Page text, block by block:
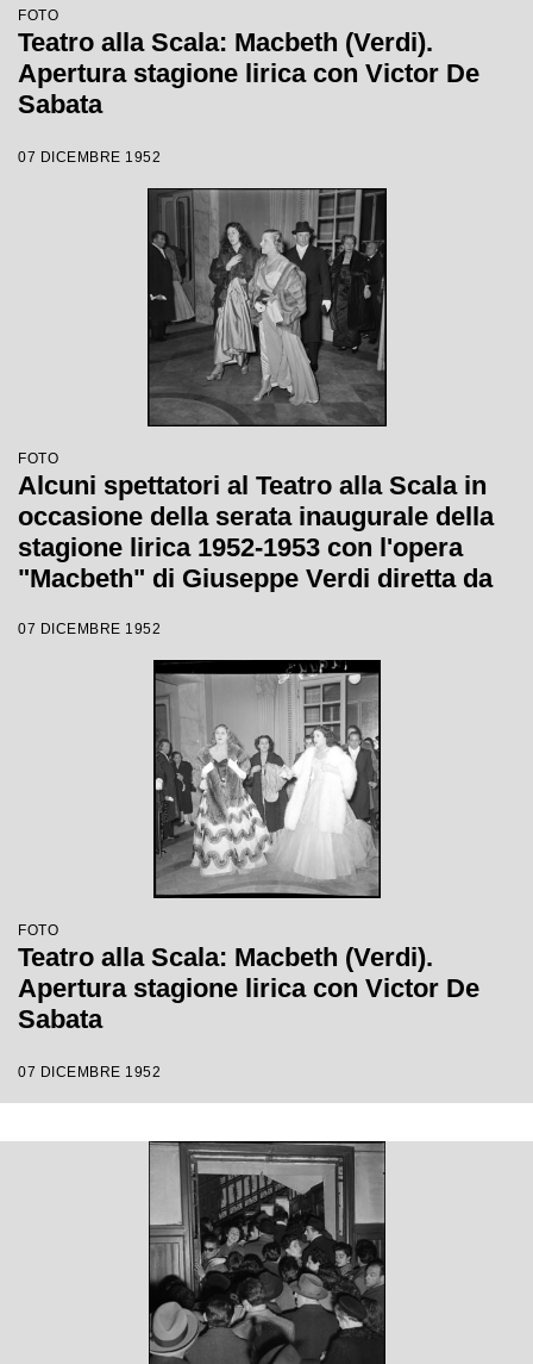
FOTO
Teatro alla Scala: Macbeth (Verdi).
Apertura stagione lirica con Victor De
Sabata
07 DICEMBRE 1952
FOTO
Alcuni spettatori al Teatro alla Scala in
occasione della serata inaugurale della
stagione lirica 1952-1953 con l'opera
"Macbeth" di Giuseppe Verdi diretta da
Ebert
07 DICEMBRE 1952
FOTO
Teatro alla Scala: Macbeth (Verdi).
Apertura stagione lirica con Victor De
Sabata
07 DICEMBRE 1952